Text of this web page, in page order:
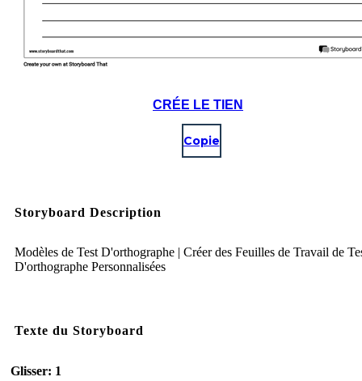
CRÉE LE TIEN
Copie
Storyboard Description
Modèles de Test D'orthographe | Créer des Feuilles de Travail de
D'orthographe Personnalisées
Texte du Storyboard
Glisser: 1